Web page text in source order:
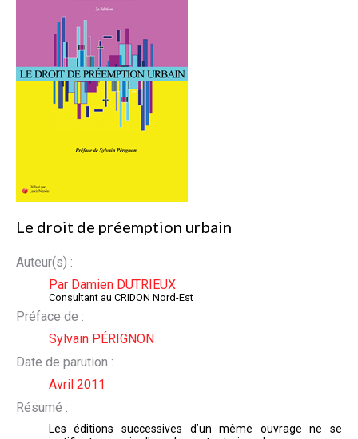
Le droit de préemption urbain
Auteur(s) :
Par Damien DUTRIEUX
Consultant au CRIDON Nord-Est
Préface de :
Sylvain PÉRIGNON
Date de parution :
Avril 2011
Résumé :
Les éditions successives d’un même ouvrage ne se